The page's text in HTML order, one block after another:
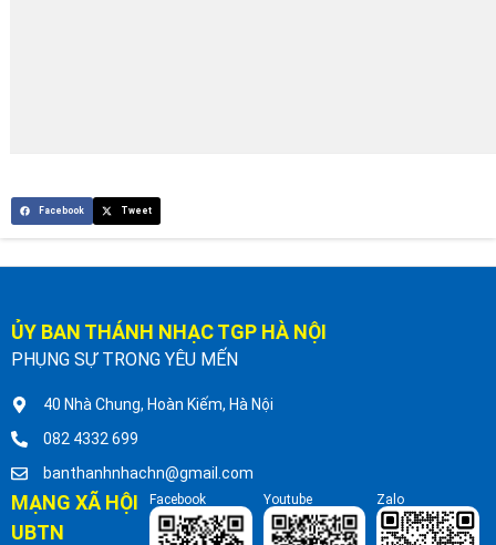
Facebook Tweet
ỦY BAN THÁNH NHẠC TGP HÀ NỘI
PHỤNG SỰ TRONG YÊU MẾN
40 Nhà Chung, Hoàn Kiếm, Hà Nội
082 4332 699
banthanhnhachn@gmail.com
MẠNG XÃ HỘI
UBTN
Facebook Youtube Zalo